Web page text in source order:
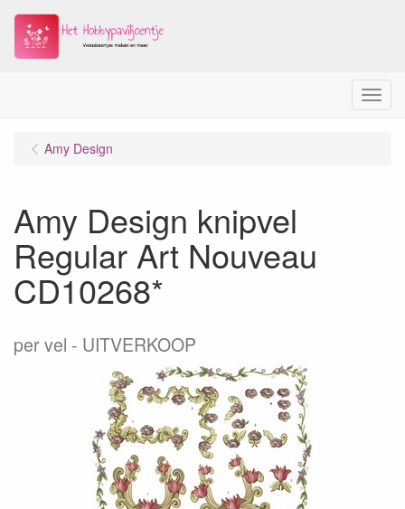
Menu
Amy Design
Amy Design knipvel
Regular Art Nouveau
CD10268*
per vel UITVERKOOP